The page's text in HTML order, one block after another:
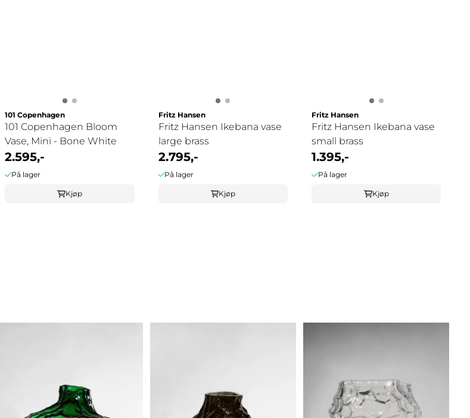
101 Copenhagen
101 Copenhagen Bloom
Vase, Mini - Bone White
2.595,-
På lager
Kjøp
Fritz Hansen
Fritz Hansen Ikebana vase
large brass
2.795,-
På lager
Kjøp
Fritz Hansen
Fritz Hansen Ikebana vase
small brass
1.395,-
På lager
Kjøp